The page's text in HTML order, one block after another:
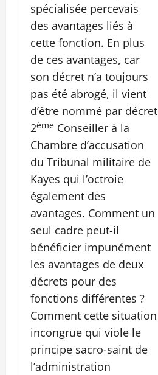
spécialisée percevais
des avantages liés à
cette fonction. En plus
de ces avantages, car
son décret n’a toujours
pas été abrogé, il vient
d’être nommé par décret
2ème Conseiller à la
Chambre d’accusation
du Tribunal militaire de
Kayes qui l’octroie
également des
avantages. Comment un
seul cadre peut-il
bénéficier impunément
les avantages de deux
décrets pour des
fonctions différentes ?
Comment cette situation
incongrue qui viole le
principe sacro-saint de
l’administration